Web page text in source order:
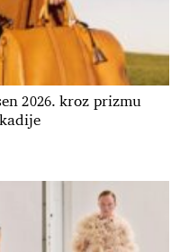
2026. kroz prizmu